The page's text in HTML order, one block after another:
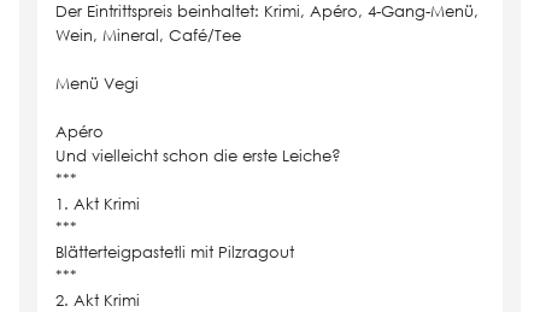
Der Eintrittspreis beinhaltet: Krimi, Apéro, 4-Gang-Menü,
Wein, Mineral, Café/Tee
Menü Vegi
Apéro
Und vielleicht schon die erste Leiche?
***
1. Akt Krimi
***
Blätterteigpastetli mit Pilzragout
***
2. Akt Krimi